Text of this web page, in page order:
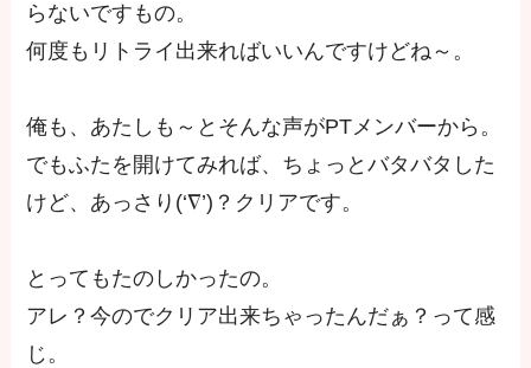
らないですもの。
何度もリトライ出来ればいいんですけどね～。
俺も、あたしも～とそんな声がPTメンバーから。
でもふたを開けてみれば、ちょっとバタバタした
けど、あっさり(‘∇’)？クリアです。
とってもたのしかったの。
アレ？今のでクリア出来ちゃったんだぁ？って感
じ。